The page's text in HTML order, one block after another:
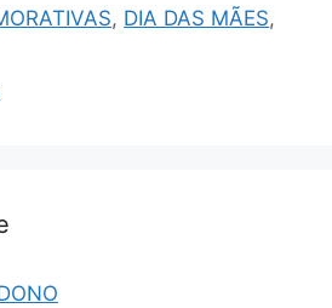
, DIA DAS MÃES,